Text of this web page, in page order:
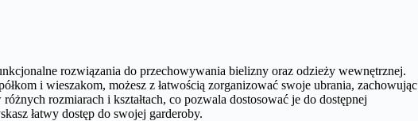
rozwiązania do przechowywania bielizny oraz odzieży wewnętrznej.
i wieszakom, możesz z łatwością zorganizować swoje ubrania, zachowując
różnych rozmiarach i kształtach, co pozwala dostosować je do dostępnej
łatwy dostęp do swojej garderoby.